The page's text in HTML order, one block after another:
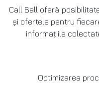
Call Ball oferă
și ofertele pentru
informațiile
Optimizarea